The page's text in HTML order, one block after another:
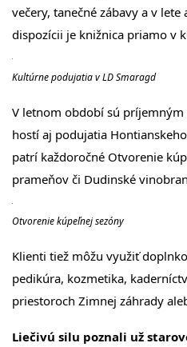
večery, tanečné zábavy a v
dispozícii je knižnica priamo v
Kultúrne podujatia v LD Smaragd
V letnom období sú
hostí aj podujatia
patrí každoročné Otvorenie
prameňov či Dudinské
Otvorenie kúpeľnej sezóny
Klienti tiež môžu využiť
pedikúra, kozmetika,
priestoroch Zimnej záhrady
Liečivú silu poznali už